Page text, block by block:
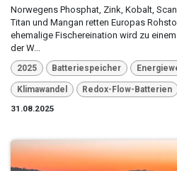
Norwegens Phosphat, Zink, Kobalt,
Titan und Mangan retten Europas
ehemalige Fischereination wird zu
der W...
2025 Batteriespeicher
Klimawandel
Redox-Flow-Batterien
31.08.2025